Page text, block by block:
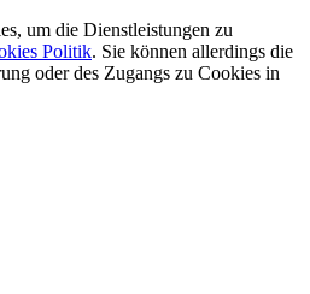
um die Dienstleistungen zu
Politik. Sie können allerdings die
oder des Zugangs zu Cookies in